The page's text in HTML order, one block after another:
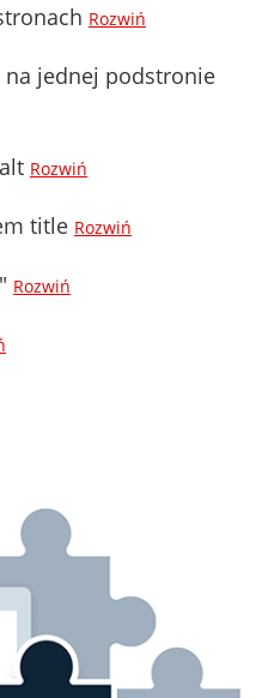
Rozwiń
na jednej podstronie
Rozwiń
title Rozwiń
Rozwiń